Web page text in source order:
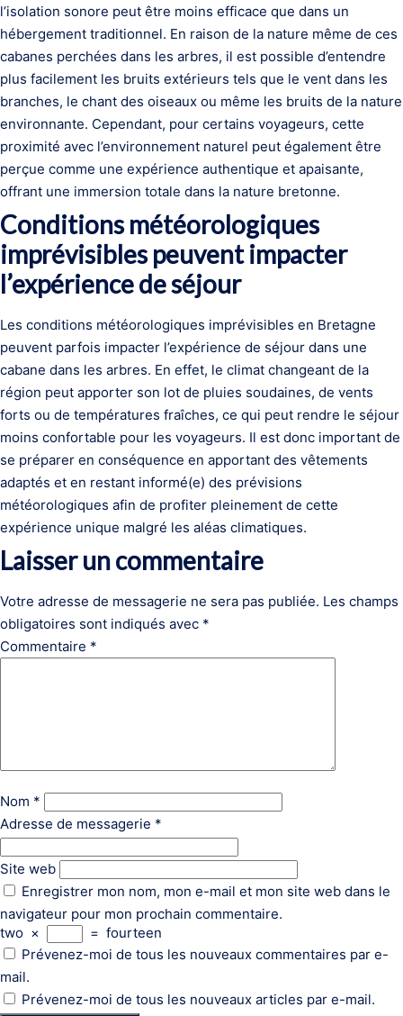
l’isolation sonore peut être moins efficace que dans un
hébergement traditionnel. En raison de la nature même de ces
cabanes perchées dans les arbres, il est possible d’entendre
plus facilement les bruits extérieurs tels que le vent dans les
branches, le chant des oiseaux ou même les bruits de la nature
environnante. Cependant, pour certains voyageurs, cette
proximité avec l’environnement naturel peut également être
perçue comme une expérience authentique et apaisante,
offrant une immersion totale dans la nature bretonne.
Conditions météorologiques
imprévisibles peuvent impacter
l’expérience de séjour
Les conditions météorologiques imprévisibles en Bretagne
peuvent parfois impacter l’expérience de séjour dans une
cabane dans les arbres. En effet, le climat changeant de la
région peut apporter son lot de pluies soudaines, de vents
forts ou de températures fraîches, ce qui peut rendre le séjour
moins confortable pour les voyageurs. Il est donc important de
se préparer en conséquence en apportant des vêtements
adaptés et en restant informé(e) des prévisions
météorologiques afin de profiter pleinement de cette
expérience unique malgré les aléas climatiques.
Laisser un commentaire
Votre adresse de messagerie ne sera pas publiée. Les champs
obligatoires sont indiqués avec *
Commentaire *
Nom *
Adresse de messagerie *
Site web
Enregistrer mon nom, mon e-mail et mon site web dans le
navigateur pour mon prochain commentaire.
two × = fourteen
Prévenez-moi de tous les nouveaux commentaires par e-
mail.
Prévenez-moi de tous les nouveaux articles par e-mail.